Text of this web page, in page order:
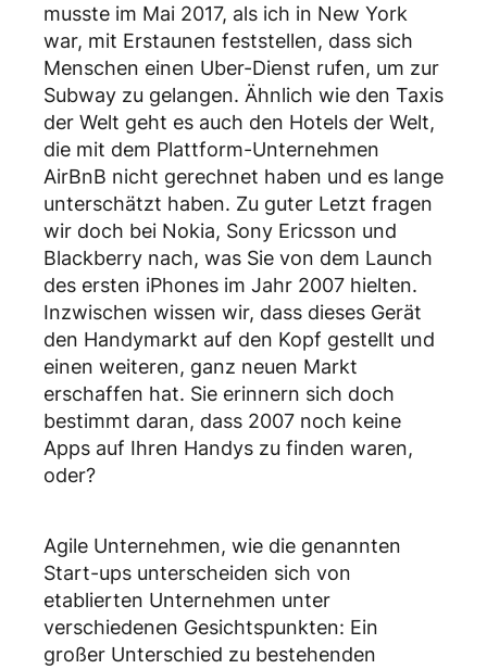
musste im Mai 2017, als ich in New York
war, mit Erstaunen feststellen, dass sich
Menschen einen Uber-Dienst rufen, um zur
Subway zu gelangen. Ähnlich wie den Taxis
der Welt geht es auch den Hotels der Welt,
die mit dem Plattform-Unternehmen
AirBnB nicht gerechnet haben und es lange
unterschätzt haben. Zu guter Letzt fragen
wir doch bei Nokia, Sony Ericsson und
Blackberry nach, was Sie von dem Launch
des ersten iPhones im Jahr 2007 hielten.
Inzwischen wissen wir, dass dieses Gerät
den Handymarkt auf den Kopf gestellt und
einen weiteren, ganz neuen Markt
erschaffen hat. Sie erinnern sich doch
bestimmt daran, dass 2007 noch keine
Apps auf Ihren Handys zu finden waren,
oder?
Agile Unternehmen, wie die genannten
Start-ups unterscheiden sich von
etablierten Unternehmen unter
verschiedenen Gesichtspunkten: Ein
großer Unterschied zu bestehenden